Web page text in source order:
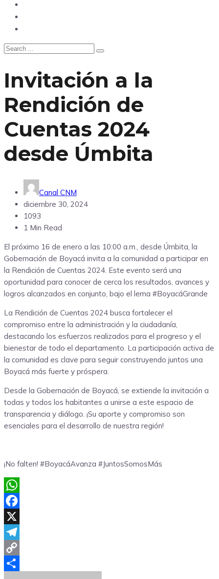
Invitación a la
Rendición de
Cuentas 2024
desde Úmbita
Canal CNM
diciembre 30, 2024
1093
1 Min Read
El próximo 16 de enero a las 10:00 a.m., desde Úmbita, la
Gobernación de Boyacá invita a la comunidad a participar en
la Rendición de Cuentas 2024. Este evento será una
oportunidad para conocer de cerca los resultados, avances y
logros alcanzados en conjunto, bajo el lema #BoyacáGrande
La Rendición de Cuentas 2024 busca fortalecer el
compromiso entre la administración y la ciudadanía,
destacando los esfuerzos realizados para el progreso y el
bienestar de todo el departamento. La participación activa de
la comunidad es clave para seguir construyendo juntos una
Boyacá más fuerte y próspera.
Desde la Gobernación de Boyacá, se extiende la invitación a
todas y todos los habitantes a unirse a este espacio de
transparencia y diálogo. ¡Su aporte y compromiso son
esenciales para el desarrollo de nuestra región!
¡No falten! #BoyacáAvanza #JuntosSomosMás
WhatsApp
Facebook
X
Telegram
Copy